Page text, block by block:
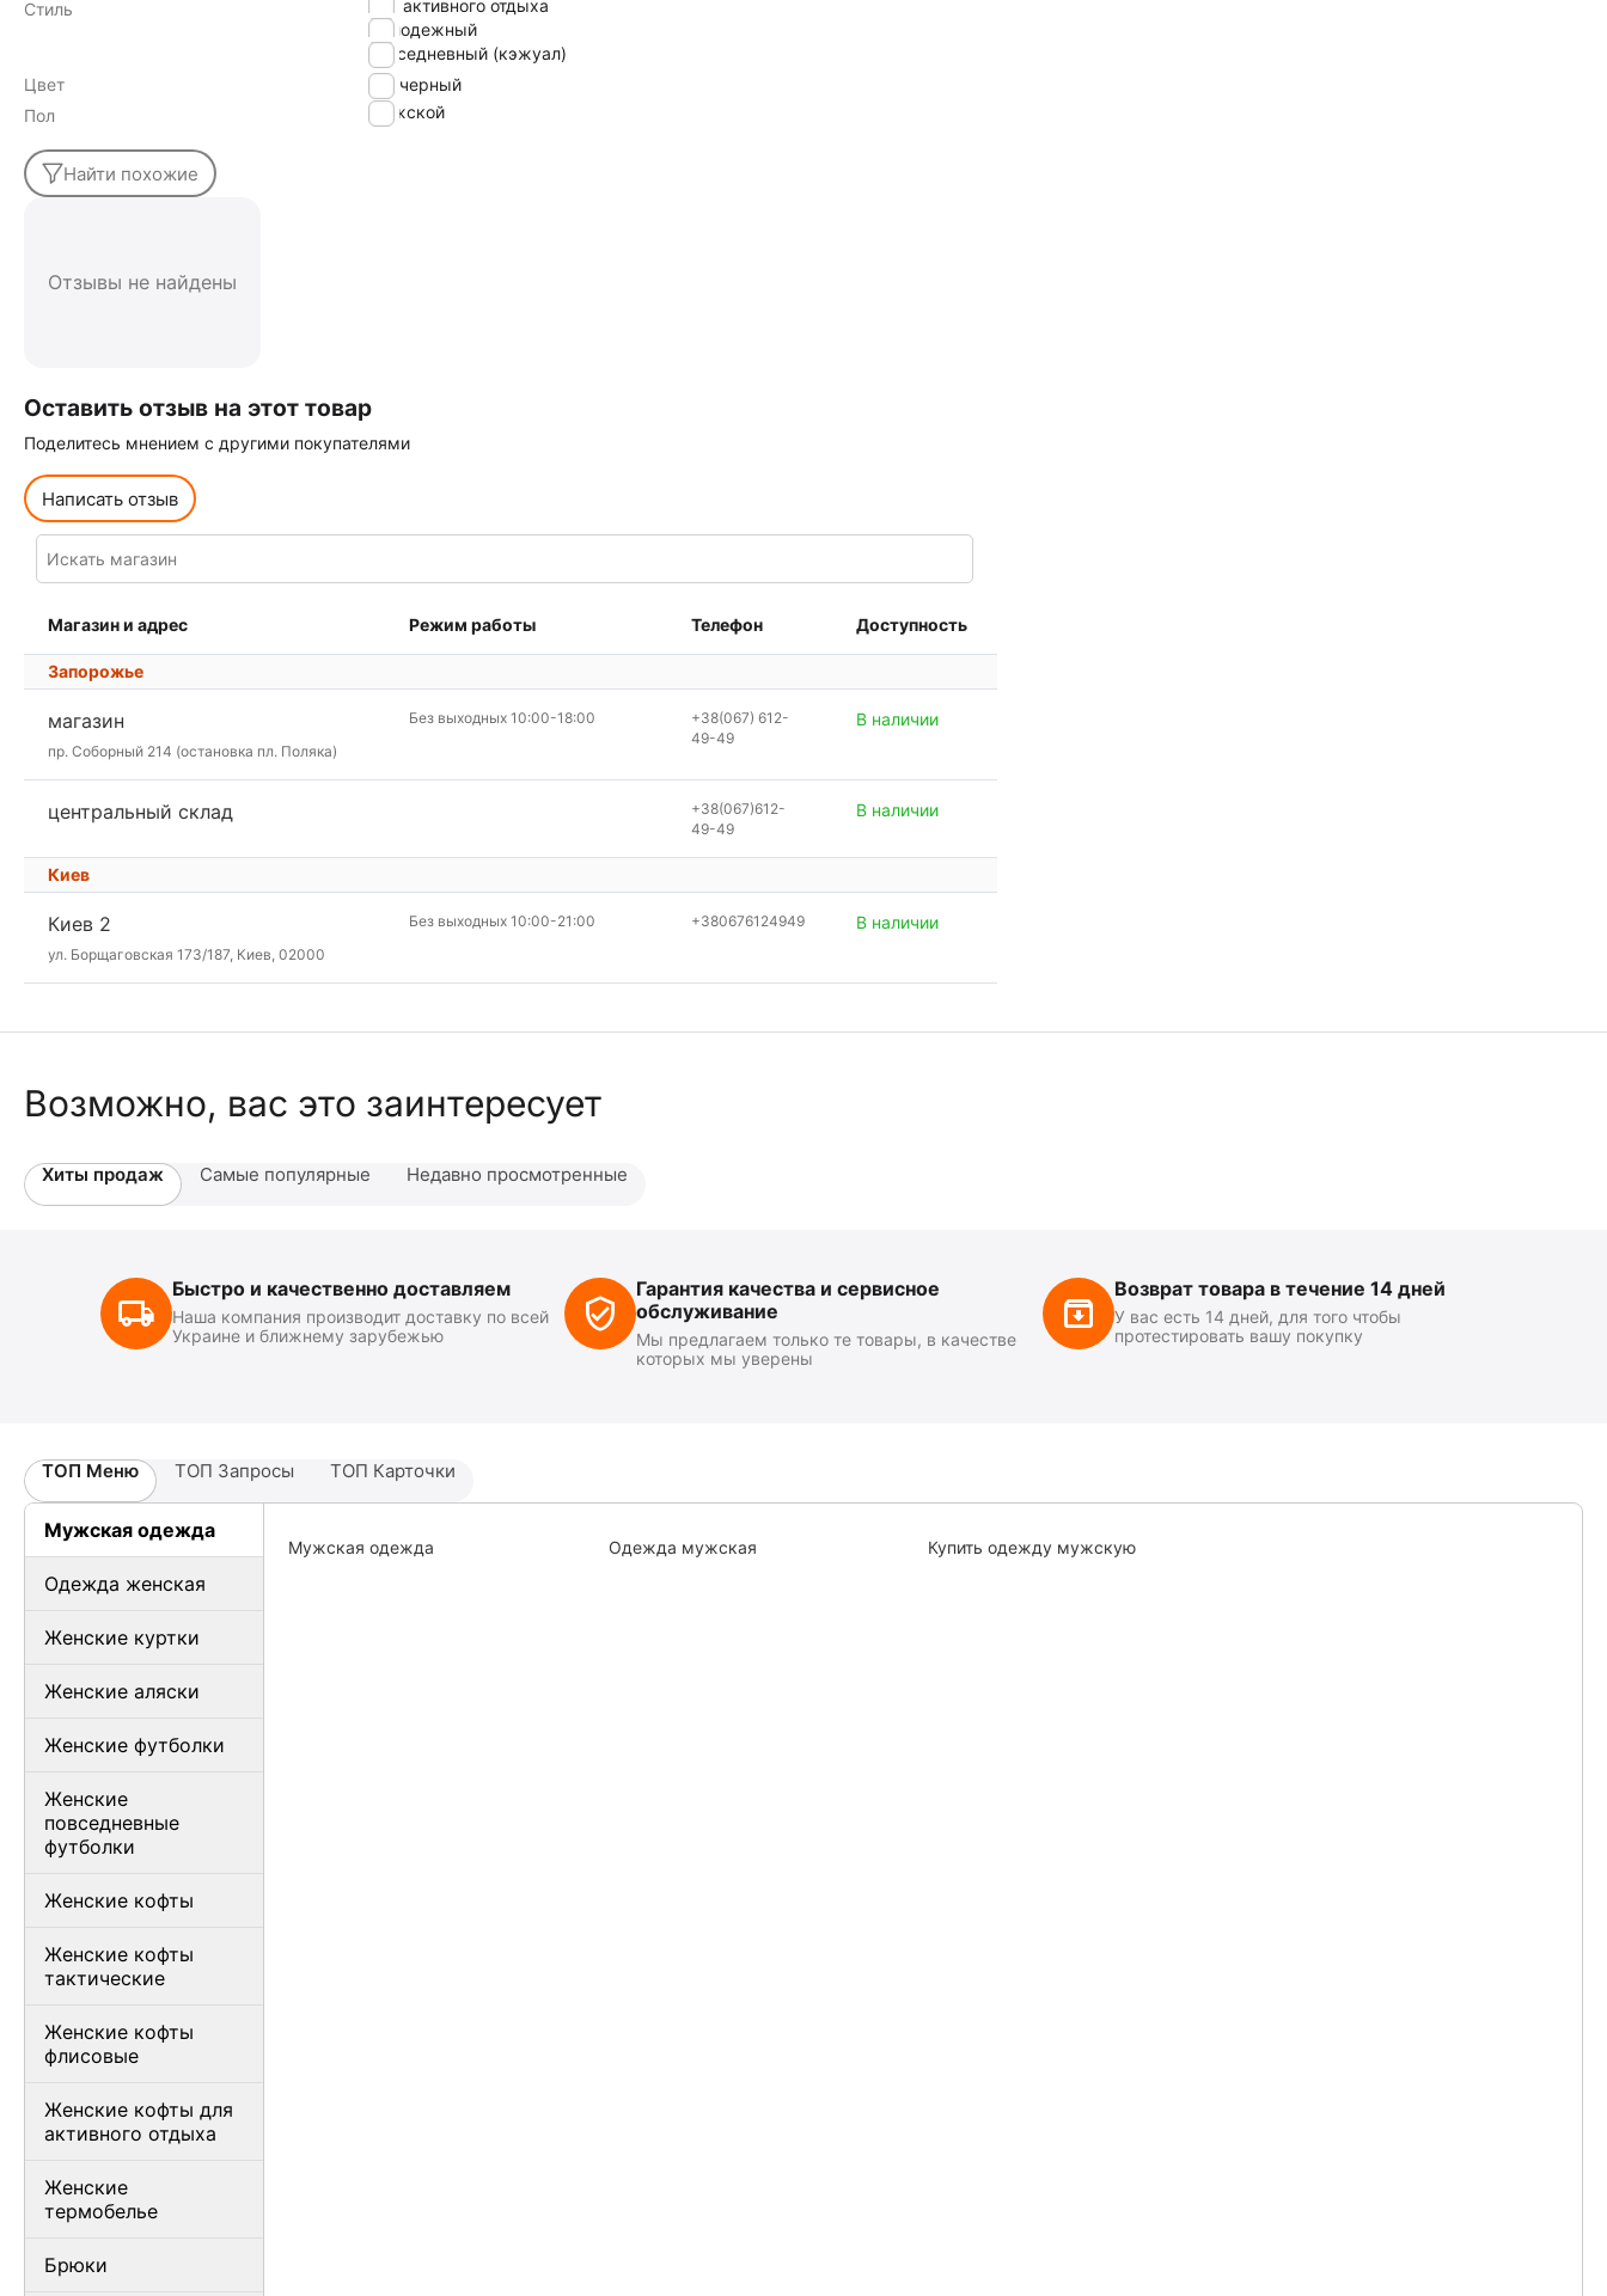
Стиль
для активного отдыха
молодежный
повседневный (кэжуал)
Цвет
черный
Пол
Мужской
Найти похожие
Отзывы не найдены
Оставить отзыв на этот товар
Поделитесь мнением с другими покупателями
Написать отзыв
Магазин и адрес Режим работы Телефон Доступность
Запорожье
магазин
пр. Соборный 214 (остановка пл. Поляка)
Без выходных 10:00-18:00
+38(067) 612-
49-49
В наличии
центральный склад
+38(067)612-
49-49
В наличии
Киев
Киев 2
ул. Борщаговская 173/187, Киев, 02000
Без выходных 10:00-21:00 +380676124949 В наличии
Возможно, вас это заинтересует
Хиты продаж Самые популярные Недавно просмотренные
Быстро и качественно доставляем
Наша компания производит доставку по всей
Украине и ближнему зарубежью
Гарантия качества и сервисное
обслуживание
Мы предлагаем только те товары, в качестве
которых мы уверены
Возврат товара в течение 14 дней
У вас есть 14 дней, для того чтобы
протестировать вашу покупку
ТОП Меню ТОП Запросы ТОП Карточки
Мужская одежда
Одежда женская
Женские куртки
Женские аляски
Женские футболки
Женские
повседневные
футболки
Женские кофты
Женские кофты
тактические
Женские кофты
флисовые
Женские кофты для
активного отдыха
Женские
термобелье
Брюки
Мужская одежда Одежда мужская Купить одежду мужскую